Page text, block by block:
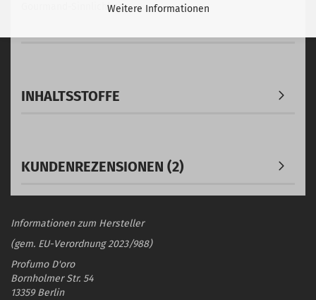
Weitere Informationen
Gourmand-Sinnlichkeit.
INHALTSSTOFFE
KUNDENREZENSIONEN (2)
Informationen zum Hersteller
(gem. EU-Verordnung 2023/988)
Profumo D'oro
Bornholmer Str. 54
13359 Berlin